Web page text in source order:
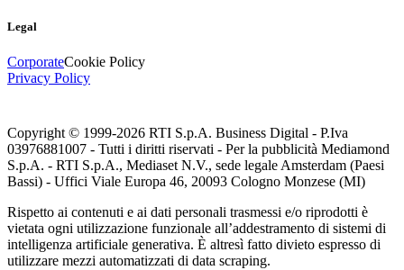
Legal
CorporateCookie Policy
Privacy Policy
Copyright © 1999-2026 RTI S.p.A. Business Digital - P.Iva
03976881007 - Tutti i diritti riservati - Per la pubblicità Mediamond
S.p.A. - RTI S.p.A., Mediaset N.V., sede legale Amsterdam (Paesi
Bassi) - Uffici Viale Europa 46, 20093 Cologno Monzese (MI)
Rispetto ai contenuti e ai dati personali trasmessi e/o riprodotti è
vietata ogni utilizzazione funzionale all’addestramento di sistemi di
intelligenza artificiale generativa. È altresì fatto divieto espresso di
utilizzare mezzi automatizzati di data scraping.